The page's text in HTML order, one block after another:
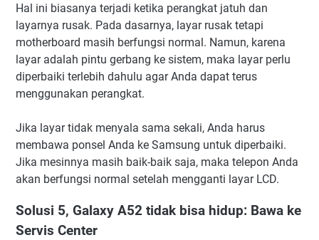
Hal ini biasanya terjadi ketika perangkat jatuh dan
layarnya rusak. Pada dasarnya, layar rusak tetapi
motherboard masih berfungsi normal. Namun, karena
layar adalah pintu gerbang ke sistem, maka layar perlu
diperbaiki terlebih dahulu agar Anda dapat terus
menggunakan perangkat.
Jika layar tidak menyala sama sekali, Anda harus
membawa ponsel Anda ke Samsung untuk diperbaiki.
Jika mesinnya masih baik-baik saja, maka telepon Anda
akan berfungsi normal setelah mengganti layar LCD.
Solusi 5, Galaxy A52 tidak bisa hidup: Bawa ke
Servis Center